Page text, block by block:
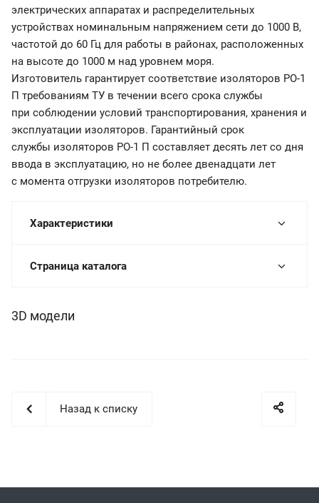
электрических аппаратах и распределительных
устройствах номинальным напряжением сети до 1000 В,
частотой до 60 Гц для работы в районах, расположенных
на высоте до 1000 м над уровнем моря.
Изготовитель гарантирует соответствие изоляторов РО-1
П требованиям ТУ в течении всего срока службы
при соблюдении условий транспортирования, хранения и
эксплуатации изоляторов. Гарантийный срок
службы изоляторов РО-1 П составляет десять лет со дня
ввода в эксплуатацию, но не более двенадцати лет
с момента отгрузки изоляторов потребителю.
Характеристики
Страница каталога
3D модели
Назад к списку